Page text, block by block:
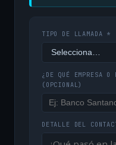
TIPO DE LLAMADA *
¿DE QUÉ EMPRESA O
(OPCIONAL)
DETALLE DEL